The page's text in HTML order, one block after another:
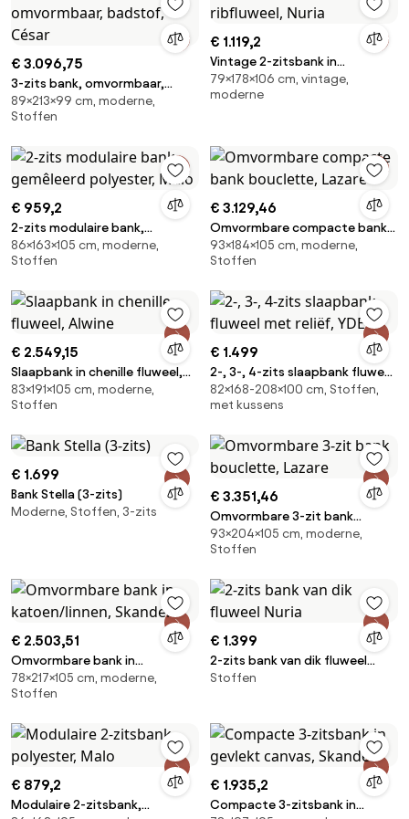
€ 3.096,75
3-zits bank, omvormbaar,
badstof, César
89×213×99 cm, moderne,
Stoffen
€ 1.119,2
Vintage 2-zitsbank in
ribfluweel, Nuria
79×178×106 cm, vintage,
moderne
€ 959,2
2-zits modulaire bank,
gemêleerd polyester, Malo
86×163×105 cm, moderne,
Stoffen
€ 3.129,46
Omvormbare compacte bank
bouclette, Lazare
93×184×105 cm, moderne,
Stoffen
€ 2.549,15
Slaapbank in chenille fluweel,
Alwine
83×191×105 cm, moderne,
Stoffen
€ 1.499
2-, 3-, 4-zits slaapbank fluweel
met reliëf, YDE
82×168-208×100 cm, Stoffen,
met kussens
€ 1.699
Bank Stella (3-zits)
Moderne, Stoffen, 3-zits
€ 3.351,46
Omvormbare 3-zit bank
bouclette, Lazare
93×204×105 cm, moderne,
Stoffen
€ 2.503,51
Omvormbare bank in
katoen/linnen, Skander
78×217×105 cm, moderne,
Stoffen
€ 1.399
2-zits bank van dik fluweel
Nuria
Stoffen
€ 879,2
Modulaire 2-zitsbank,
€ 1.935,2
Compacte 3-zitsbank in